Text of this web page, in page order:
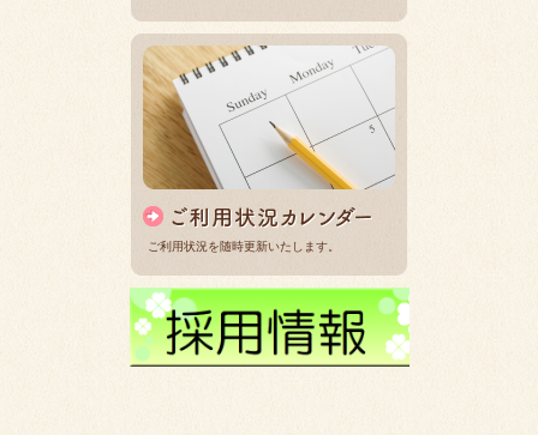
ご利用状況を随時更新いたします。